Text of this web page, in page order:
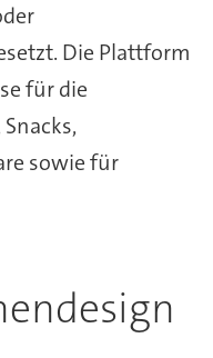
Die Plattform
für die
sowie für